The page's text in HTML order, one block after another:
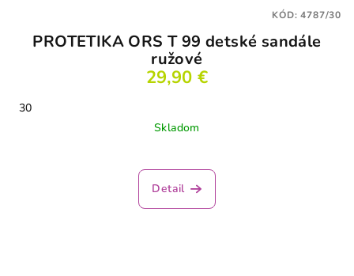
PROTETIKA ORS T 99 detské sandále
ružové
29,90 €
30
Skladom
Detail
KÓD:4787/30